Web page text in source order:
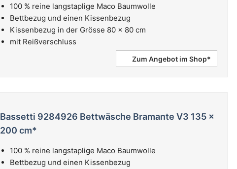
100 % reine langstaplige Maco Baumwolle
Bettbezug und einen Kissenbezug
Kissenbezug in der Grösse 80 x 80 cm
mit Reißverschluss
Zum Angebot im Shop*
Bassetti 9284926 Bettwäsche Bramante V3 135 x
200 cm*
100 % reine langstaplige Maco Baumwolle
Bettbezug und einen Kissenbezug